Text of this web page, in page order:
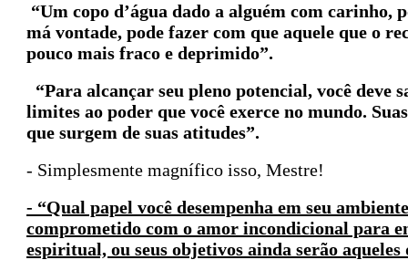
“Um copo d’água dado a alguém com carinho,
má vontade, pode fazer com que aquele que o
pouco mais fraco e deprimido”.
“Para alcançar seu pleno potencial, você deve
limites ao poder que você exerce no mundo.
que surgem de suas atitudes”.
- Simplesmente magnífico isso, Mestre!
- “Qual papel você desempenha em seu
comprometido com o amor incondicional para
espiritual, ou seus objetivos ainda serão